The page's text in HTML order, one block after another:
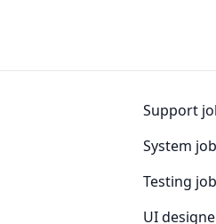
Support
System
Testing
UI